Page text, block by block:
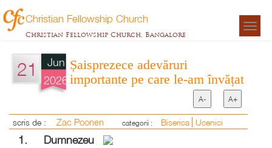
Christian Fellowship Church
Christian Fellowship Church, Bangalore
21
Jun
2026
Șaisprezece adevăruri
importante pe care le-am învățat
A- A+
scris de : Zac Poonen categorii : Biserica Ucenici
1. Dumnezeu